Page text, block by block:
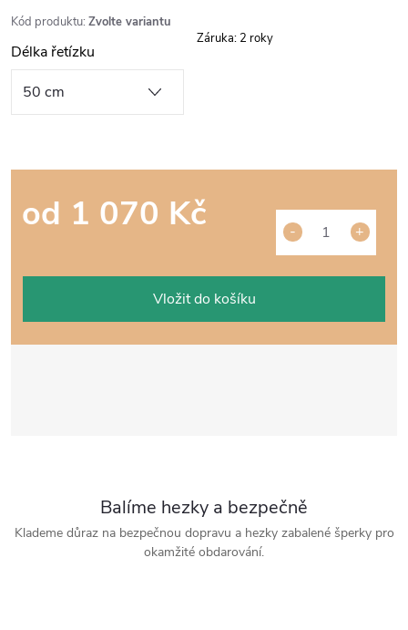
Kód produktu: Zvolte variantu
Délka řetízku
od 1 070 Kč
Vložit do košíku
Záruka: 2 roky
Balíme hezky a bezpečně
Klademe důraz na bezpečnou dopravu a hezky zabalené šperky pro
okamžité obdarování.